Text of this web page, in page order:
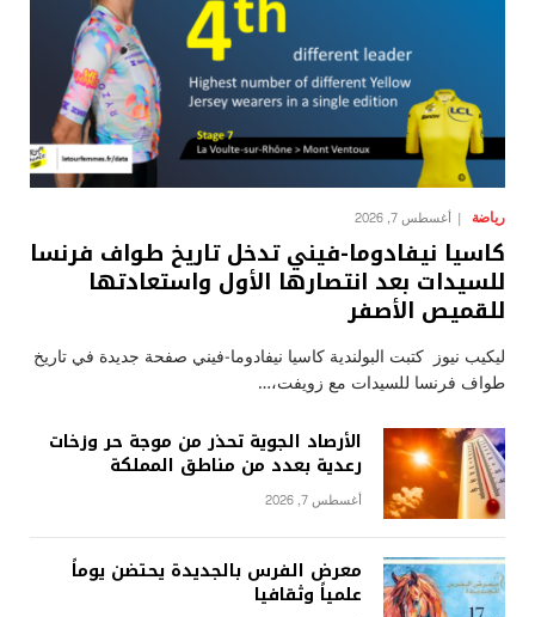
رياضة أغسطس 7, 2026
كاسيا نيفادوما-فيني تدخل تاريخ طواف فرنسا
للسيدات بعد انتصارها الأول واستعادتها
للقميص الأصفر
ليكيب نيوز كتبت البولندية كاسيا نيفادوما-فيني صفحة جديدة في تاريخ
طواف فرنسا للسيدات مع زويفت،…
الأرصاد الجوية تحذر من موجة حر وزخات
رعدية بعدد من مناطق المملكة
أغسطس 7, 2026
معرض الفرس بالجديدة يحتضن يوماً
علمياً وثقافيا